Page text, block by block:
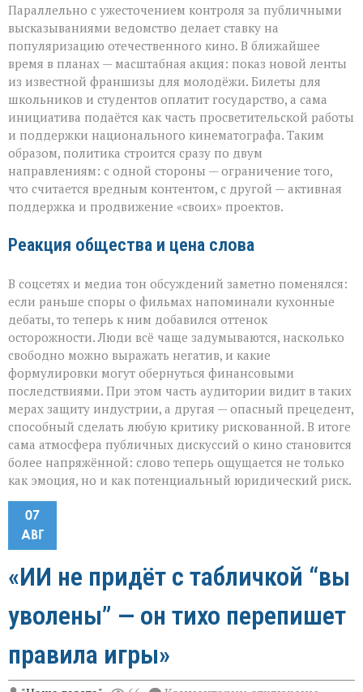
Параллельно с ужесточением контроля за публичными
высказываниями ведомство делает ставку на
популяризацию отечественного кино. В ближайшее
время в планах — масштабная акция: показ новой ленты
из известной франшизы для молодёжи. Билеты для
школьников и студентов оплатит государство, а сама
инициатива подаётся как часть просветительской работы
и поддержки национального кинематографа. Таким
образом, политика строится сразу по двум
направлениям: с одной стороны — ограничение того,
что считается вредным контентом, с другой — активная
поддержка и продвижение «своих» проектов.
Реакция общества и цена слова
В соцсетях и медиа тон обсуждений заметно поменялся:
если раньше споры о фильмах напоминали кухонные
дебаты, то теперь к ним добавился оттенок
осторожности. Люди всё чаще задумываются, насколько
свободно можно выражать негатив, и какие
формулировки могут обернуться финансовыми
последствиями. При этом часть аудитории видит в таких
мерах защиту индустрии, а другая — опасный прецедент,
способный сделать любую критику рискованной. В итоге
сама атмосфера публичных дискуссий о кино становится
более напряжённой: слово теперь ощущается не только
как эмоция, но и как потенциальный юридический риск.
07
АВГ
«ИИ не придёт с табличкой “вы
уволены” — он тихо перепишет
правила игры»